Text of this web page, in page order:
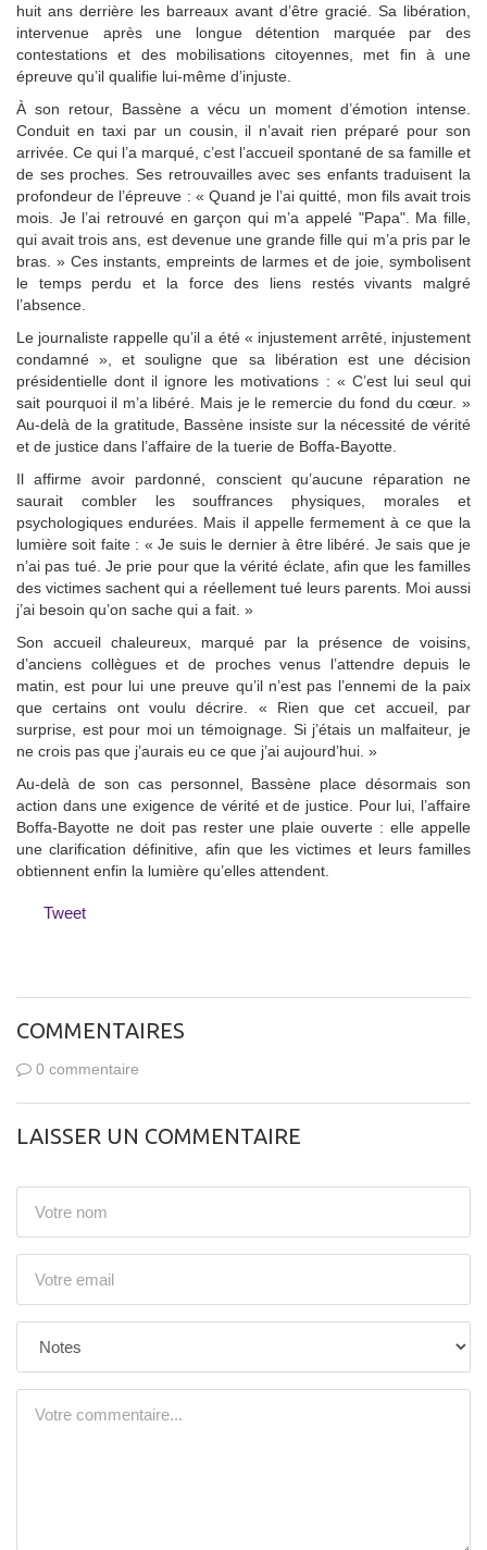
huit ans derrière les barreaux avant d’être gracié. Sa libération,
intervenue après une longue détention marquée par des
contestations et des mobilisations citoyennes, met fin à une
épreuve qu’il qualifie lui-même d’injuste.
À son retour, Bassène a vécu un moment d’émotion intense.
Conduit en taxi par un cousin, il n’avait rien préparé pour son
arrivée. Ce qui l’a marqué, c’est l’accueil spontané de sa famille et
de ses proches. Ses retrouvailles avec ses enfants traduisent la
profondeur de l’épreuve : « Quand je l’ai quitté, mon fils avait trois
mois. Je l’ai retrouvé en garçon qui m’a appelé "Papa". Ma fille,
qui avait trois ans, est devenue une grande fille qui m’a pris par le
bras. » Ces instants, empreints de larmes et de joie, symbolisent
le temps perdu et la force des liens restés vivants malgré
l’absence.
Le journaliste rappelle qu’il a été « injustement arrêté, injustement
condamné », et souligne que sa libération est une décision
présidentielle dont il ignore les motivations : « C’est lui seul qui
sait pourquoi il m’a libéré. Mais je le remercie du fond du cœur. »
Au-delà de la gratitude, Bassène insiste sur la nécessité de vérité
et de justice dans l’affaire de la tuerie de Boffa-Bayotte.
Il affirme avoir pardonné, conscient qu’aucune réparation ne
saurait combler les souffrances physiques, morales et
psychologiques endurées. Mais il appelle fermement à ce que la
lumière soit faite : « Je suis le dernier à être libéré. Je sais que je
n’ai pas tué. Je prie pour que la vérité éclate, afin que les familles
des victimes sachent qui a réellement tué leurs parents. Moi aussi
j’ai besoin qu’on sache qui a fait. »
Son accueil chaleureux, marqué par la présence de voisins,
d’anciens collègues et de proches venus l’attendre depuis le
matin, est pour lui une preuve qu’il n’est pas l’ennemi de la paix
que certains ont voulu décrire. « Rien que cet accueil, par
surprise, est pour moi un témoignage. Si j’étais un malfaiteur, je
ne crois pas que j’aurais eu ce que j’ai aujourd’hui. »
Au-delà de son cas personnel, Bassène place désormais son
action dans une exigence de vérité et de justice. Pour lui, l’affaire
Boffa-Bayotte ne doit pas rester une plaie ouverte : elle appelle
une clarification définitive, afin que les victimes et leurs familles
obtiennent enfin la lumière qu’elles attendent.
Tweet
COMMENTAIRES
0 commentaire
LAISSER UN COMMENTAIRE